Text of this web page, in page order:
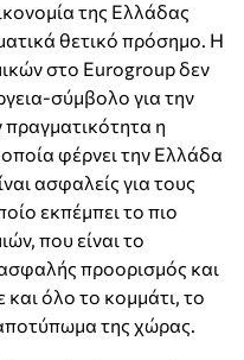
της Ελλάδας
θετικό πρόσημο. Η
στο Eurogroup δεν
σύμβολο για την
πραγματικότητα η
φέρνει την Ελλάδα
ασφαλείς για τους
εκπέμπει το πιο
που είναι το
προορισμός και
και όλο το κομμάτι, το
της χώρας.